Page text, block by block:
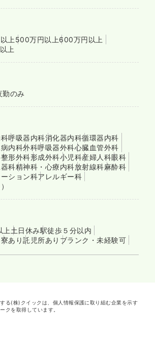
上 500万円以上600万円以上
上
勤のみ
呼吸器内科消化器内科循環器内科
内科外科呼吸器外科心臓血管外科
整形外科形成外科小児科産婦人科眼科
科精神科・心療内科放射線科麻酔科
ション科アレルギー科
上 土日休み駅徒歩５分以内
寮あり託児所あり ブランク・未経験可
る(株)クイックは、個人情報保護に取り組む企業を示す
クを取得しています。